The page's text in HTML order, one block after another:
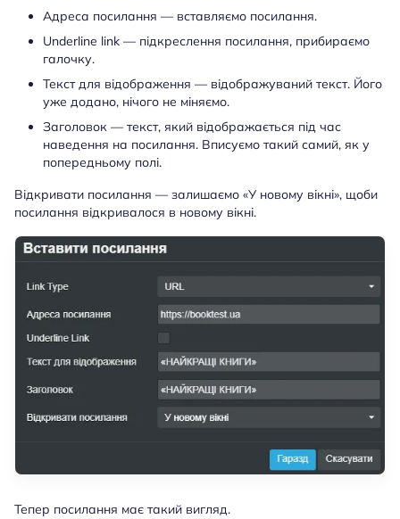
Адреса посилання — вставляємо посилання.
Underline link — підкреслення посилання, прибираємо
галочку.
Текст для відображення — відображуваний текст. Його
уже додано, нічого не міняємо.
Заголовок — текст, який відображається під час
наведення на посилання. Вписуємо такий самий, як у
попередньому полі.
Відкривати посилання — залишаємо «У новому вікні», щоби
посилання відкривалося в новому вікні.
Тепер посилання має такий вигляд.